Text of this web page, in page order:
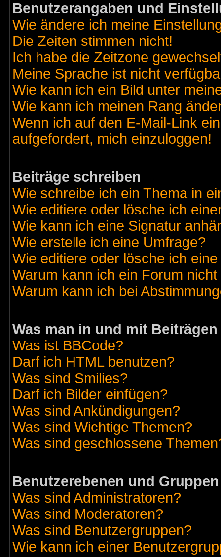
Benutzerangaben und
Wie ändere ich meine
Die Zeiten stimmen nicht!
Ich habe die Zeitzone
Meine Sprache ist nicht
Wie kann ich ein Bild unter
Wie kann ich meinen Rang
Wenn ich auf den E-Mail-Link
aufgefordert, mich einzuloggen!
Beiträge schreiben
Wie schreibe ich ein Thema in
Wie editiere oder lösche ich
Wie kann ich eine Signatur
Wie erstelle ich eine Umfrage?
Wie editiere oder lösche ich
Warum kann ich ein Forum
Warum kann ich bei
Was man in und mit
Was ist BBCode?
Darf ich HTML benutzen?
Was sind Smilies?
Darf ich Bilder einfügen?
Was sind Ankündigungen?
Was sind Wichtige Themen?
Was sind geschlossene
Benutzerebenen und Gruppen
Was sind Administratoren?
Was sind Moderatoren?
Was sind Benutzergruppen?
Wie kann ich einer